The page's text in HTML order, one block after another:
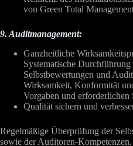
von Green Total
9. Auditmanagement:
Ganzheitliche
Systematische
Selbstbewertungen und
Wirksamkeit, Konformität
Vorgaben und erforderlichen
Qualität sichern und
Regelmäßige Überprüfung der
sowie der Auditoren-